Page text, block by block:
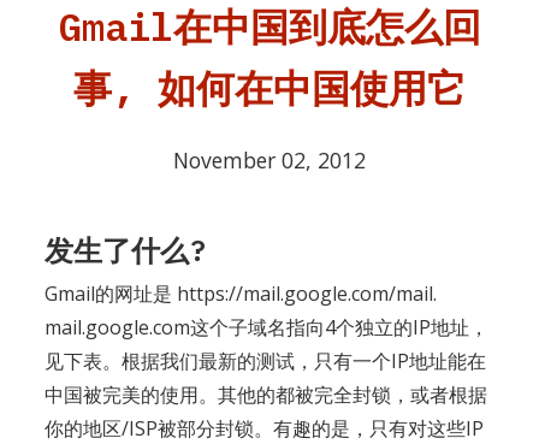
Gmail在中国到底怎么回
事, 如何在中国使用它
November 02, 2012
发生了什么?
Gmail的网址是 https://mail.google.com/mail.
mail.google.com这个子域名指向4个独立的IP地址，
见下表。根据我们最新的测试，只有一个IP地址能在
中国被完美的使用。其他的都被完全封锁，或者根据
你的地区/ISP被部分封锁。有趣的是，只有对这些IP